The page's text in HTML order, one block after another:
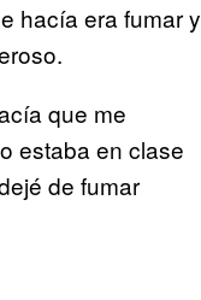
hacía era fumar y
que me
estaba en clase
de fumar